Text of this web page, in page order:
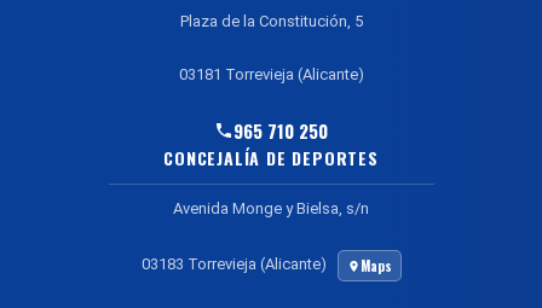
Plaza de la Constitución, 5
03181 Torrevieja (Alicante)
965 710 250
CONCEJALÍA DE DEPORTES
Avenida Monge y Bielsa, s/n
03183 Torrevieja (Alicante) Maps